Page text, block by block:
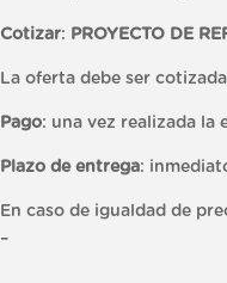
Cotizar: PROYECTO DE
La oferta debe ser
Pago: una vez realizada la
Plazo de entrega:
En caso de igualdad de
–